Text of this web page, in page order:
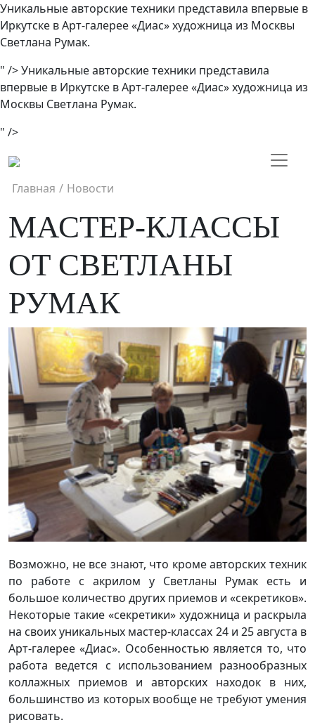
Уникальные авторские техники представила впервые в
Иркутске в Арт-галерее «Диас» художница из Москвы
Светлана Румак.
" />Уникальные авторские техники представила
впервые в Иркутске в Арт-галерее «Диас» художница из
Москвы Светлана Румак.
" />
Главная / Новости
МАСТЕР-КЛАССЫ
ОТ СВЕТЛАНЫ
РУМАК
Возможно, не все знают, что кроме авторских техник
по работе с акрилом у Светланы Румак есть и
большое количество других приемов и «секретиков».
Некоторые такие «секретики» художница и раскрыла
на своих уникальных мастер-классах 24 и 25 августа в
Арт-галерее «Диас». Особенностью является то, что
работа ведется с использованием разнообразных
коллажных приемов и авторских находок в них,
большинство из которых вообще не требуют умения
рисовать.